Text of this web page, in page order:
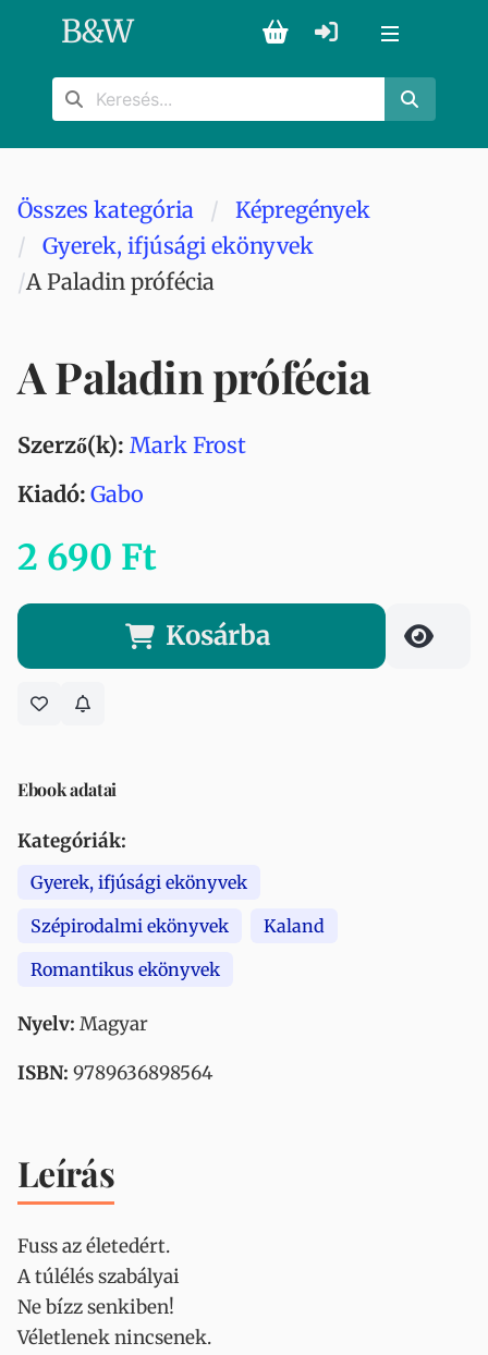
B&W
Összes kategória
Képregények
Gyerek, ifjúsági ekönyvek
A Paladin prófécia
A Paladin prófécia
Szerző(k): Mark Frost
Kiadó: Gabo
2 690 Ft
Kosárba
Ebook adatai
Kategóriák:
Gyerek, ifjúsági ekönyvek
Szépirodalmi ekönyvek
Kaland
Romantikus ekönyvek
Nyelv: Magyar
ISBN: 9789636898564
Leírás
Fuss ​az életedért.
A túlélés szabályai
Ne bízz senkiben!
Véletlenek nincsenek.